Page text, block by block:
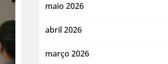
maio 2026
abril 2026
março 2026